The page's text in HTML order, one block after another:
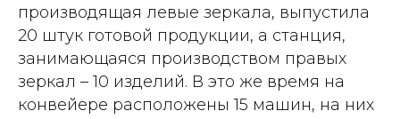
производящая левые зеркала, выпустила
20 штук готовой продукции, а станция,
занимающаяся производством правых
зеркал – 10 изделий. В это же время на
конвейере расположены 15 машин, на них